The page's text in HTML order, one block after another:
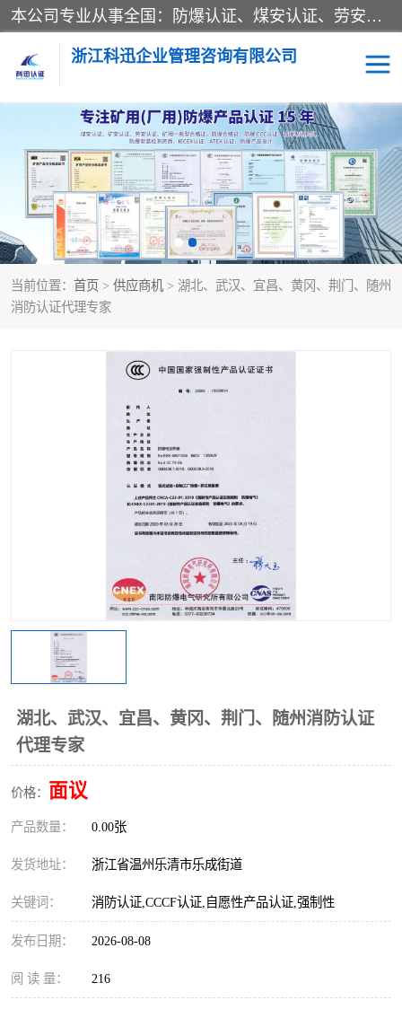
本公司专业从事全国：防爆认证、煤安认证、劳安认证、体系认证、产品认证、ATEX认证、IECEX认证、消防产品认证、生产认可证、验厂指导、认证技术支持、企业管理策划等一站式咨询服务。 用我们的智慧、经验、真诚与勤恳，分享成长的喜悦！ 全国24小时咨询热线：* 认证咨询：张老师（全国*）
浙江科迅企业管理咨询有限公司
当前位置： 首页 > 供应商机 > 湖北、武汉、宜昌、黄冈、荆门、随州
消防认证代理专家
湖北、武汉、宜昌、黄冈、荆门、随州消防认证
代理专家
价格： 面议
产品数量： 0.00张
发货地址： 浙江省温州乐清市乐成街道
关键词： 消防认证,CCCF认证,自愿性产品认证,强制性
发布日期： 2026-08-08
阅 读 量： 216
煤安认证 防爆CCC认证
防爆合格证 矿安认证
劳安认证